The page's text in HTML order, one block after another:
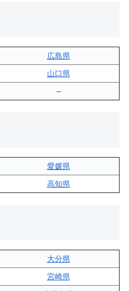
広島県
山口県
–
愛媛県
高知県
大分県
宮崎県